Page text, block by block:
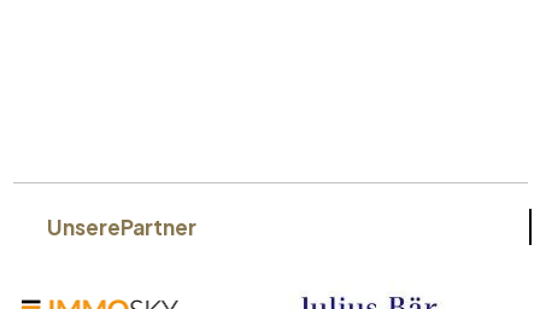
UnserePartner